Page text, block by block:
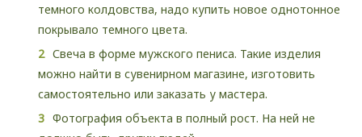
темного колдовства, надо купить новое однотонное
покрывало темного цвета.
Свеча в форме мужского пениса. Такие изделия
можно найти в сувенирном магазине, изготовить
самостоятельно или заказать у мастера.
Фотография объекта в полный рост. На ней не